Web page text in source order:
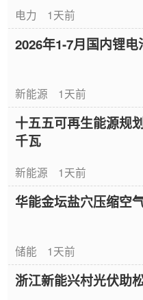
电力 1天前
2026年1-7月国内锂
新能源 1天前
十五五可再生能源规
千瓦
新能源 1天前
华能金坛盐穴压缩空
储能 1天前
浙江新能兴村光伏助